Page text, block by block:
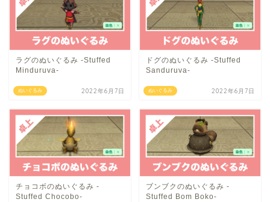
ぬいぐるみ
ラグのぬいぐるみ -Stuffed
Minduruva-
2022年6月7日 ぬいぐるみ
ドグのぬいぐるみ -Stuffed
Sanduruva-
2022年6月7日
チョコボのぬいぐるみ -
Stuffed Chocobo-
ブンブクのぬいぐるみ -
Stuffed Bom Boko-